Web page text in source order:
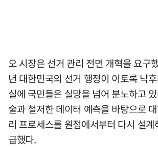
오 시장은 선거 관리 전면 개혁을 요구
년 대한민국의 선거 행정이 이토록 낙
실에 국민들은 실망을 넘어 분노하고
술과 철저한 데이터 예측을 바탕으로
리 프로세스를 원점에서부터 다시 설
급했다.